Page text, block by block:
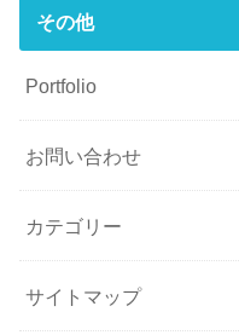
その他
Portfolio
お問い合わせ
カテゴリー
サイトマップ